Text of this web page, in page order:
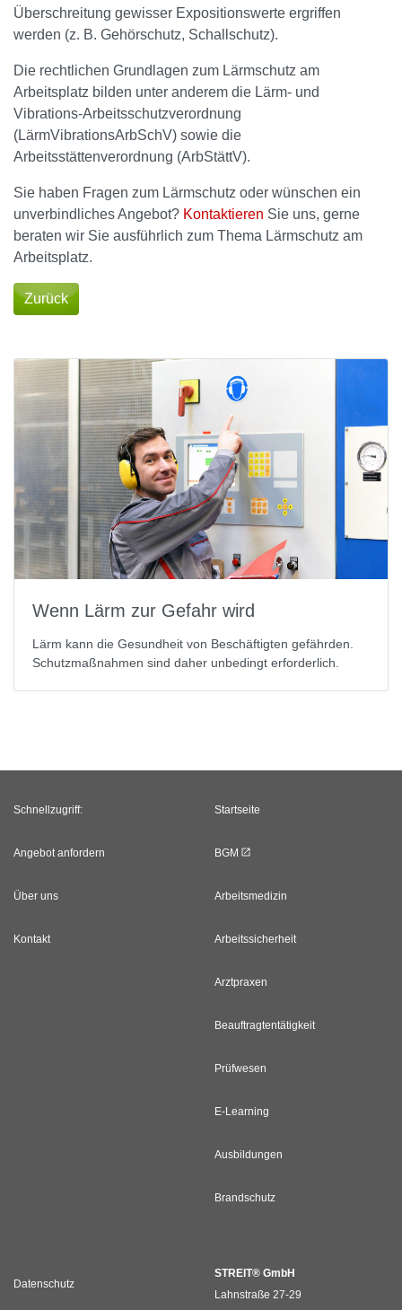
Überschreitung gewisser Expositionswerte ergriffen
werden (z. B. Gehörschutz, Schallschutz).
Die rechtlichen Grundlagen zum Lärmschutz am
Arbeitsplatz bilden unter anderem die Lärm- und
Vibrations-Arbeitsschutzverordnung
(LärmVibrationsArbSchV) sowie die
Arbeitsstättenverordnung (ArbStättV).
Sie haben Fragen zum Lärmschutz oder wünschen ein
unverbindliches Angebot? Kontaktieren Sie uns, gerne
beraten wir Sie ausführlich zum Thema Lärmschutz am
Arbeitsplatz.
Zurück
Wenn Lärm zur Gefahr wird
Lärm kann die Gesundheit von Beschäftigten gefährden.
Schutzmaßnahmen sind daher unbedingt erforderlich.
Schnellzugriff:
Angebot anfordern
Über uns
Kontakt
Startseite
BGM
Arbeitsmedizin
Arbeitssicherheit
Arztpraxen
Beauftragtentätigkeit
Prüfwesen
E-Learning
Ausbildungen
Brandschutz
Datenschutz
STREIT® GmbH
Lahnstraße 27-29